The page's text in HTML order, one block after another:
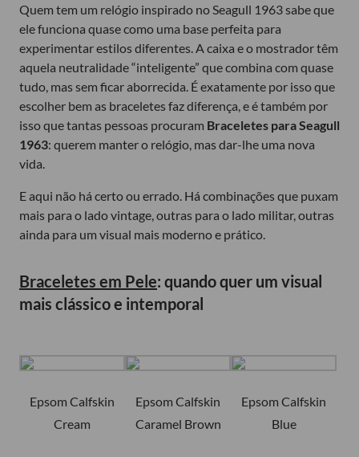
Quem tem um relógio inspirado no Seagull 1963 sabe que
ele funciona quase como uma base perfeita para
experimentar estilos diferentes. A caixa e o mostrador têm
aquela neutralidade “inteligente” que combina com quase
tudo, mas sem ficar aborrecida. É exatamente por isso que
escolher bem as braceletes faz diferença, e é também por
isso que tantas pessoas procuram Braceletes para Seagull
1963: querem manter o relógio, mas dar-lhe uma nova
vida.
E aqui não há certo ou errado. Há combinações que puxam
mais para o lado vintage, outras para o lado militar, outras
ainda para um visual mais moderno e prático.
Braceletes em Pele: quando quer um visual
mais clássico e intemporal
Epsom Calfskin
Cream
Epsom Calfskin
Caramel Brown
Epsom Calfskin
Blue